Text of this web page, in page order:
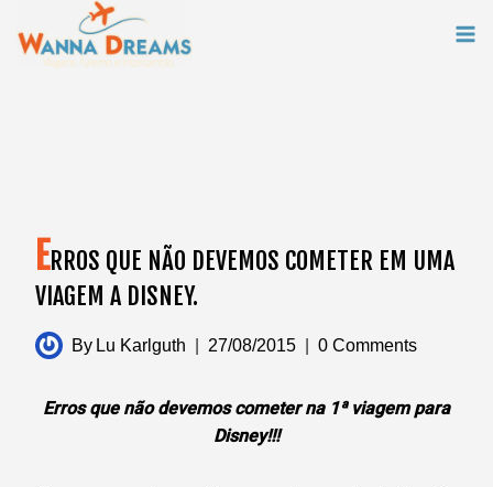
content
ERROS QUE NÃO DEVEMOS COMETER EM UMA
VIAGEM A DISNEY.
By Lu Karlguth 27/08/2015 0 Comments
Erros que não devemos cometer na 1ª viagem para
Disney!!!